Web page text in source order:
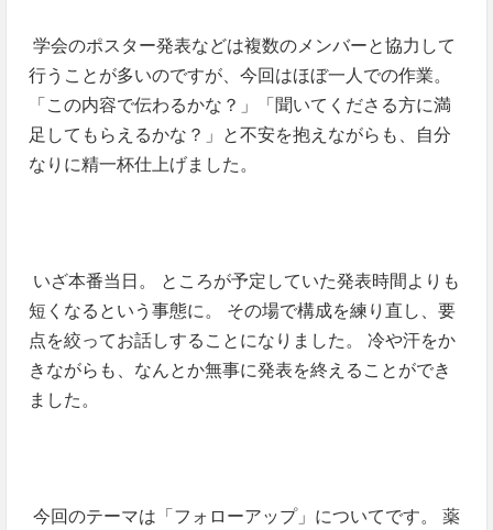
学会のポスター発表などは複数のメンバーと協力して
行うことが多いのですが、今回はほぼ一人での作業。
「この内容で伝わるかな？」「聞いてくださる方に満
足してもらえるかな？」と不安を抱えながらも、自分
なりに精一杯仕上げました。
いざ本番当日。 ところが予定していた発表時間よりも
短くなるという事態に。 その場で構成を練り直し、要
点を絞ってお話しすることになりました。 冷や汗をか
きながらも、なんとか無事に発表を終えることができ
ました。
今回のテーマは「フォローアップ」についてです。 薬